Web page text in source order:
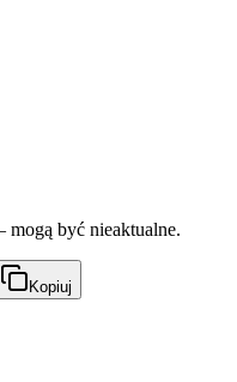
być nieaktualne.
Kopiuj